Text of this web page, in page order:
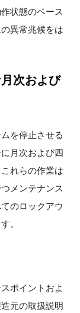
状態のベース
異常兆候をは
次および
を停止させる
月次および四
れらの作業は
メンテナンス
のロックアウ
。
ポイントおよ
元の取扱説明